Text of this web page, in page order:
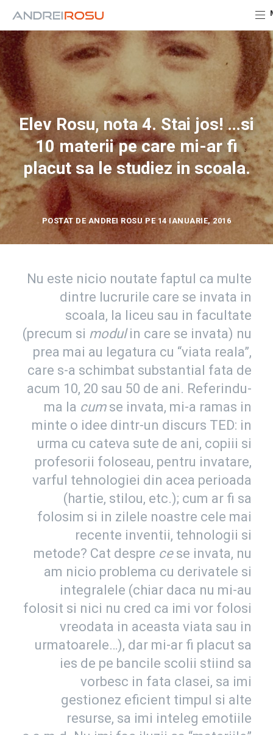
Elev Rosu, nota 4. Stai jos! …si
10 materii pe care mi-ar fi
placut sa le studiez in scoala.
POSTAT DE ANDREI ROSU PE 14 IANUARIE, 2016
Nu este nicio noutate faptul ca multe
dintre lucrurile care se invata in
scoala, la liceu sau in facultate
(precum si modulin care se invata) nu
prea mai au legatura cu “viata reala”,
care s-a schimbat substantial fata de
acum 10, 20 sau 50 de ani. Referindu-
ma la cumse invata, mi-a ramas in
minte o idee dintr-un discurs TED: in
urma cu cateva sute de ani, copiii si
profesorii foloseau, pentru invatare,
varful tehnologiei din acea perioada
(hartie, stilou, etc.); cum ar fi sa
folosim si in zilele noastre cele mai
recente inventii, tehnologii si
metode? Cat despre cese invata, nu
am nicio problema cu derivatele si
integralele (chiar daca nu mi-au
folosit si nici nu cred ca imi vor folosi
vreodata in aceasta viata sau in
urmatoarele…), dar mi-ar fi placut sa
ies de pe bancile scolii stiind sa
vorbesc in fata clasei, sa imi
gestionez eficient timpul si alte
resurse, sa imi inteleg emotiile